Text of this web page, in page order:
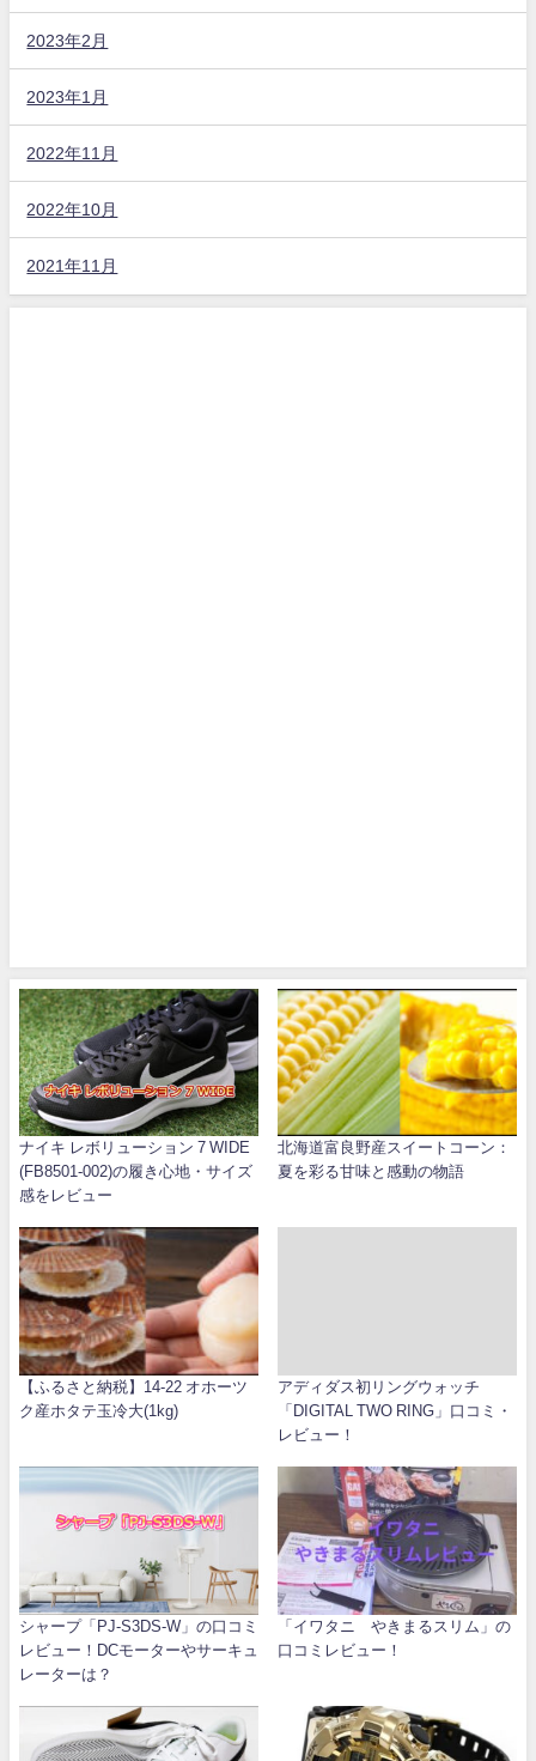
2023年2月
2023年1月
2022年11月
2022年10月
2021年11月
ナイキ レボリューション 7 WIDE
(FB8501-002)の履き心地・サイズ
感をレビュー
北海道富良野産スイートコーン：
夏を彩る甘味と感動の物語
【ふるさと納税】14-22 オホーツ
ク産ホタテ玉冷大(1kg)
アディダス初リングウォッチ
「DIGITAL TWO RING」口コミ・
レビュー！
シャープ「PJ-S3DS-W」の口コミ
レビュー！DCモーターやサーキュ
レーターは？
「イワタニ やきまるスリム」の
口コミレビュー！